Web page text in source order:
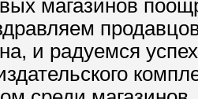
магазинов
и радуемся